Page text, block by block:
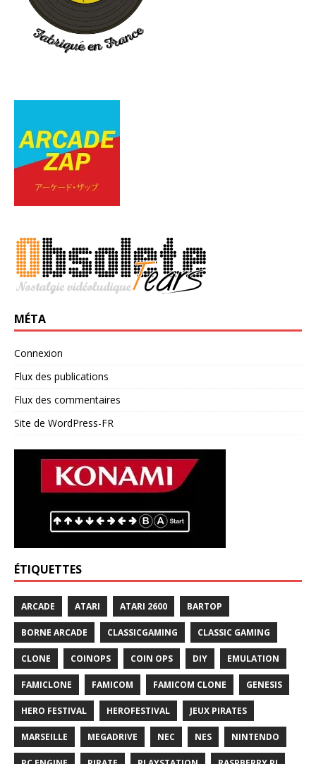
MÉTA
Connexion
Flux des publications
Flux des commentaires
Site de WordPress-FR
ÉTIQUETTES
ARCADE ATARI ATARI 2600 BARTOP
BORNE ARCADE CLASSICGAMING CLASSIC GAMING
CLONE COINOPS COIN OPS DIY EMULATION
FAMICLONE FAMICOM FAMICOM CLONE GENESIS
HERO FESTIVAL HEROFESTIVAL JEUX PIRATES
MARSEILLE MEGADRIVE NEC NES NINTENDO